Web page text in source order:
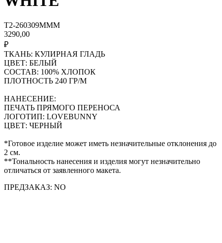
T2-260309MMM
3290,00
₽
ТКАНЬ: КУЛИРНАЯ ГЛАДЬ
ЦВЕТ: БЕЛЫЙ
СОСТАВ: 100% ХЛОПОК
ПЛОТНОСТЬ 240 ГР/М
НАНЕСЕНИЕ:
ПЕЧАТЬ ПРЯМОГО ПЕРЕНОСА
ЛОГОТИП: LOVEBUNNY
ЦВЕТ: ЧЕРНЫЙ
*Готовое изделие может иметь незначительные отклонения до
2 см.
**Тональность нанесения и изделия могут незначительно
отличаться от заявленного макета.
ПРЕДЗАКАЗ: NO